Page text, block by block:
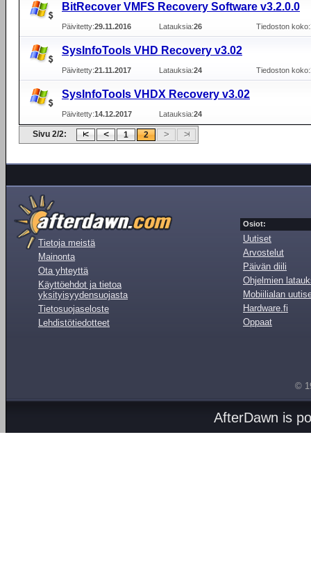
BitRecover VMFS Recovery Software v3.2.0.0
Päivitetty:29.11.2016 Latauksia:26 Tiedoston koko:
SysInfoTools VHD Recovery v3.02
Päivitetty:21.11.2017 Latauksia:24 Tiedoston koko:
SysInfoTools VHDX Recovery v3.02
Päivitetty:14.12.2017 Latauksia:24
Sivu 2/2: 1 2
Tietoja meistä
Mainonta
Ota yhteyttä
Käyttöehdot ja tietoa
yksityisyydensuojasta
Tietosuojaseloste
Lehdistötiedotteet
Osiot:
Uutiset
Arvostelut
Päivän diili
Ohjelmien
Mobiilialan
Hardware.fi
Oppaat
©
AfterDawn is